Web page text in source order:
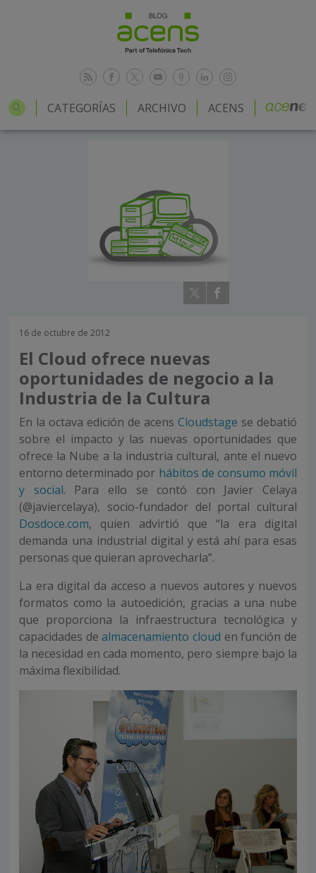
CATEGORÍAS ARCHIVO ACENS
16 de octubre de 2012
El Cloud ofrece nuevas
oportunidades de negocio a la
Industria de la Cultura
En la octava edición de acens Cloudstage se debatió
sobre el impacto y las nuevas oportunidades que
ofrece la Nube a la industria cultural, ante el nuevo
entorno determinado por hábitos de consumo móvil
y social. Para ello se contó con Javier Celaya
(@javiercelaya), socio-fundador del portal cultural
Dosdoce.com, quien advirtió que “la era digital
demanda una industrial digital y está ahí para esas
personas que quieran aprovecharla”.
La era digital da acceso a nuevos autores y nuevos
formatos como la autoedición, gracias a una nube
que proporciona la infraestructura tecnológica y
capacidades dealmacenamiento cloud en función de
la necesidad en cada momento, pero siempre bajo la
máxima flexibilidad.